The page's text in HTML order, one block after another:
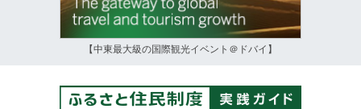
【中東最大級の国際観光イベント＠ドバイ】